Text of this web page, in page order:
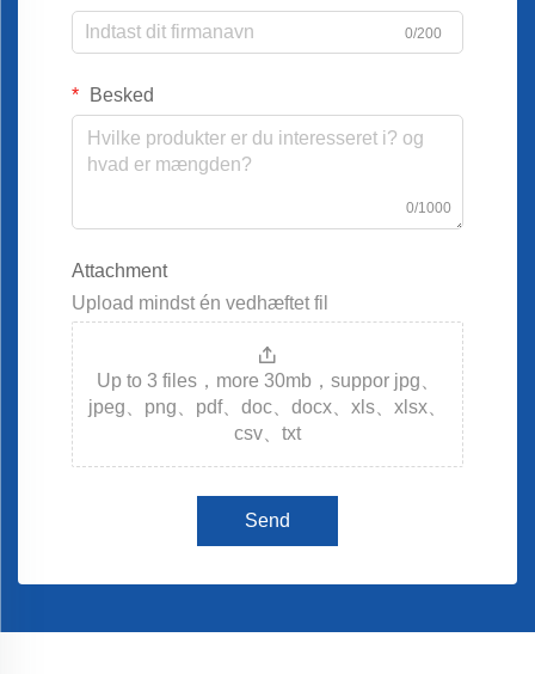
0/200
Besked
0/1000
Attachment
Upload mindst én vedhæftet fil
Up to 3 files，more 30mb，suppor jpg、
jpeg、png、pdf、doc、docx、xls、xlsx、
csv、txt
Send